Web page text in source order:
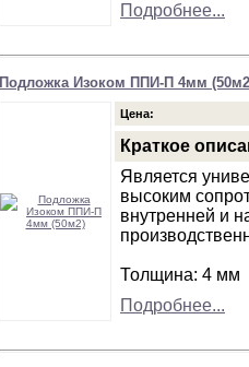
Подробнее...
Подложка Изоком ППИ-П 4мм
Цена:
Краткое
Является
высоким
внутренней и
Толщина: 4 мм
Подробнее...